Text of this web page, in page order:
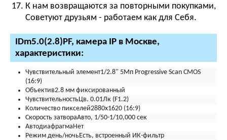
К нам возвращаются за повторными покупками,
Советуют друзьям - работаем как для Себя.
IDm5.0(2.8)PF, камера IP в Москве,
характеристики:
Чувствительный элемент1/2.8" 5Mп Progressive Scan CMOS
(16:9)
Объектив2.8 мм фиксированный
Чувствительность Цв. 0.01Лк (F1.2)
Количество пикселей2880х1620 (16:9)
Скорость затвораАвто, 1/50-1/10,000 сек
Автодиафрагма Нет
Режим день/ночь Есть, встроенный ИК-фильтр